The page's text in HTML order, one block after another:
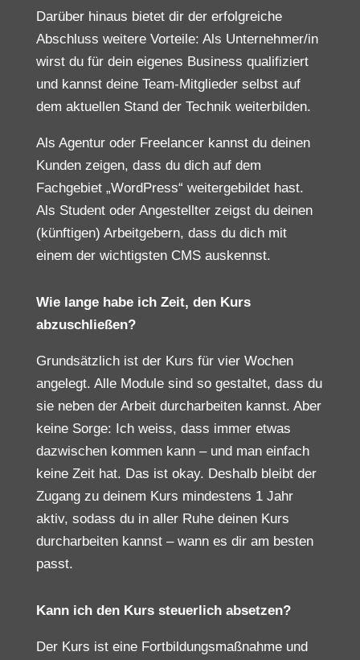
Darüber hinaus bietet dir der erfolgreiche
Abschluss weitere Vorteile: Als Unternehmer/in
wirst du für dein eigenes Business qualifiziert
und kannst deine Team-Mitglieder selbst auf
dem aktuellen Stand der Technik weiterbilden.
Als Agentur oder Freelancer kannst du deinen
Kunden zeigen, dass du dich auf dem
Fachgebiet „WordPress“ weitergebildet hast.
Als Student oder Angestellter zeigst du deinen
(künftigen) Arbeitgebern, dass du dich mit
einem der wichtigsten CMS auskennst.
Wie lange habe ich Zeit, den Kurs
abzuschließen?
Grundsätzlich ist der Kurs für vier Wochen
angelegt. Alle Module sind so gestaltet, dass du
sie neben der Arbeit durcharbeiten kannst. Aber
keine Sorge: Ich weiss, dass immer etwas
dazwischen kommen kann – und man einfach
keine Zeit hat. Das ist okay. Deshalb bleibt der
Zugang zu deinem Kurs mindestens 1 Jahr
aktiv, sodass du in aller Ruhe deinen Kurs
durcharbeiten kannst – wann es dir am besten
passt.
Kann ich den Kurs steuerlich absetzen?
Der Kurs ist eine Fortbildungsmaßnahme und